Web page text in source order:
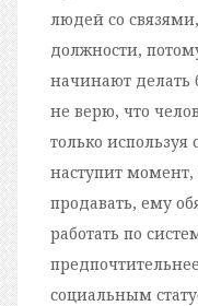
людей со
должности,
начинают
не верю, что
только используя
наступит момент,
продавать, ему
работать по
социальным